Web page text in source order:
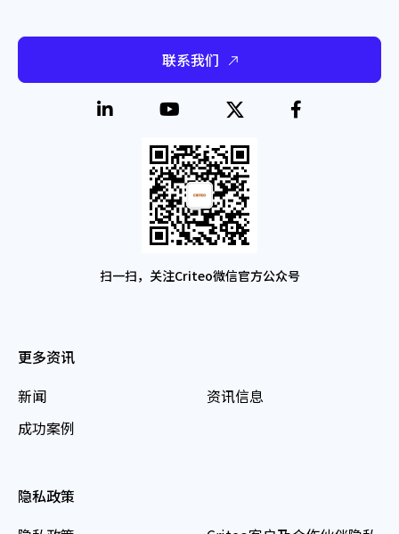
联系我们
扫一扫，关注Criteo微信官方公众号
更多资讯
新闻
成功案例
资讯信息
隐私政策